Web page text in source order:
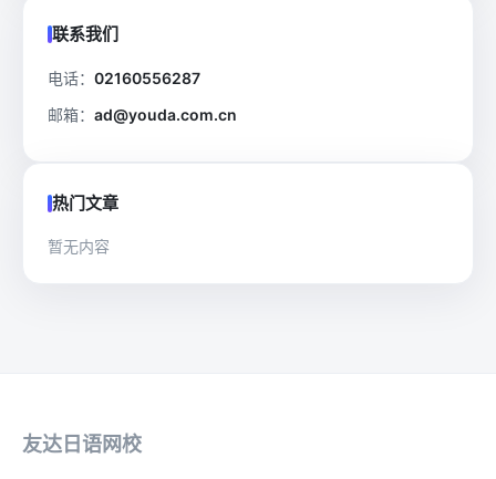
联系我们
电话： 02160556287
邮箱： ad@youda.com.cn
热门文章
暂无内容
友达日语网校